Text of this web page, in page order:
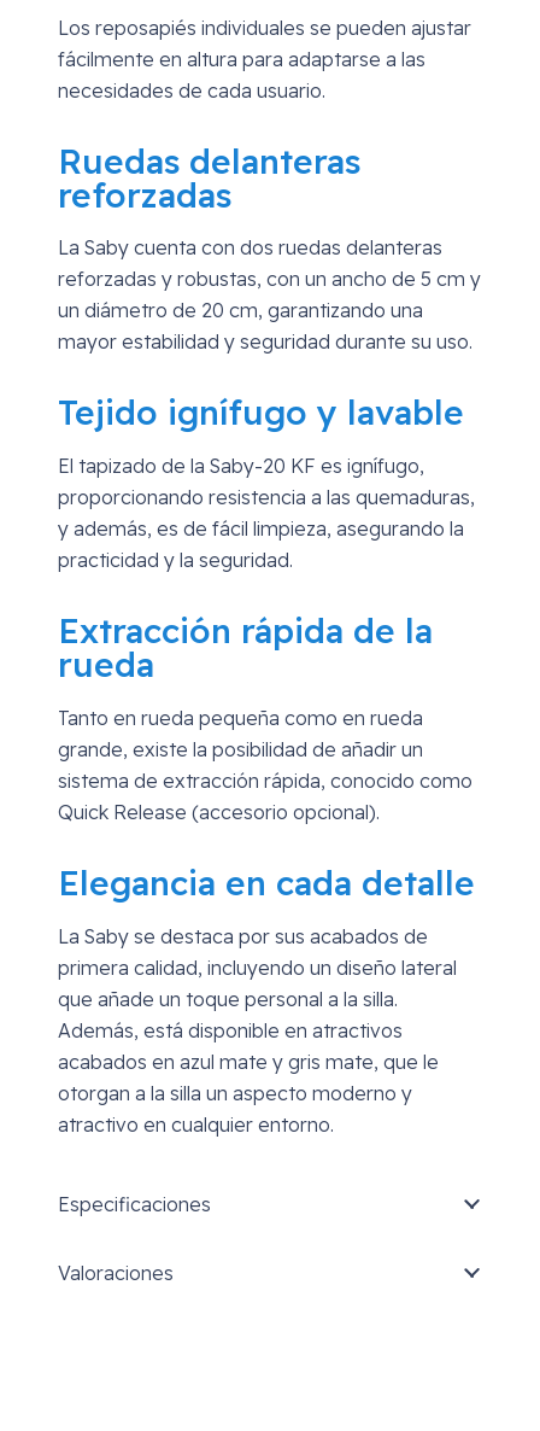
Los reposapiés individuales se pueden ajustar
fácilmente en altura para adaptarse a las
necesidades de cada usuario.
Ruedas delanteras
reforzadas
La Saby cuenta con dos ruedas delanteras
reforzadas y robustas, con un ancho de 5 cm y
un diámetro de 20 cm, garantizando una
mayor estabilidad y seguridad durante su uso.
Tejido ignífugo y lavable
El tapizado de la Saby-20 KF es ignífugo,
proporcionando resistencia a las quemaduras,
y además, es de fácil limpieza, asegurando la
practicidad y la seguridad.
Extracción rápida de la
rueda
Tanto en rueda pequeña como en rueda
grande, existe la posibilidad de añadir un
sistema de extracción rápida, conocido como
Quick Release (accesorio opcional).
Elegancia en cada detalle
La Saby se destaca por sus acabados de
primera calidad, incluyendo un diseño lateral
que añade un toque personal a la silla.
Además, está disponible en atractivos
acabados en azul mate y gris mate, que le
otorgan a la silla un aspecto moderno y
atractivo en cualquier entorno.
Especificaciones
Valoraciones